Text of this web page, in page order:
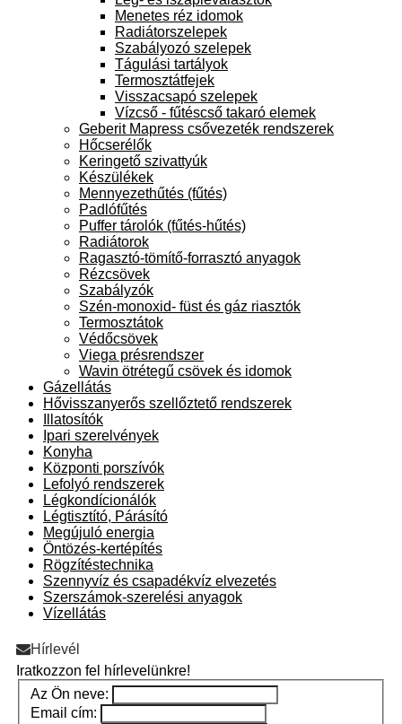
Menetes réz idomok
Radiátorszelepek
Szabályozó szelepek
Tágulási tartályok
Termosztátfejek
Visszacsapó szelepek
Vízcső - fűtéscső takaró elemek
Geberit Mapress csővezeték rendszerek
Hőcserélők
Keringető szivattyúk
Készülékek
Mennyezethűtés (fűtés)
Padlófűtés
Puffer tárolók (fűtés-hűtés)
Radiátorok
Ragasztó-tömítő-forrasztó anyagok
Rézcsövek
Szabályzók
Szén-monoxid- füst és gáz riasztók
Termosztátok
Védőcsövek
Viega présrendszer
Wavin ötrétegű csövek és idomok
Gázellátás
Hővisszanyerős szellőztető rendszerek
Illatosítók
Ipari szerelvények
Konyha
Központi porszívók
Lefolyó rendszerek
Légkondícionálók
Légtisztító, Párásító
Megújuló energia
Öntözés-kertépítés
Rögzítéstechnika
Szennyvíz és csapadékvíz elvezetés
Szerszámok-szerelési anyagok
Vízellátás
Hírlevél
Iratkozzon fel hírlevelünkre!
Az Ön neve:
Email cím: